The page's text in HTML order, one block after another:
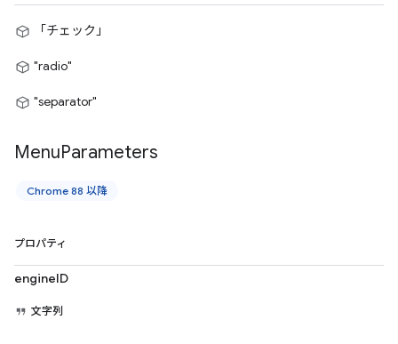
「チェック」
"radio"
"separator"
MenuParameters
Chrome 88 以降
プロパティ
engineID
文字列